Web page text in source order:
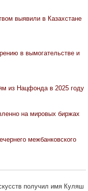
выявили в Казахстане
в вымогательстве и
из Нацфонда в 2025 году
на мировых биржах
межбанковского
получил имя Куляш